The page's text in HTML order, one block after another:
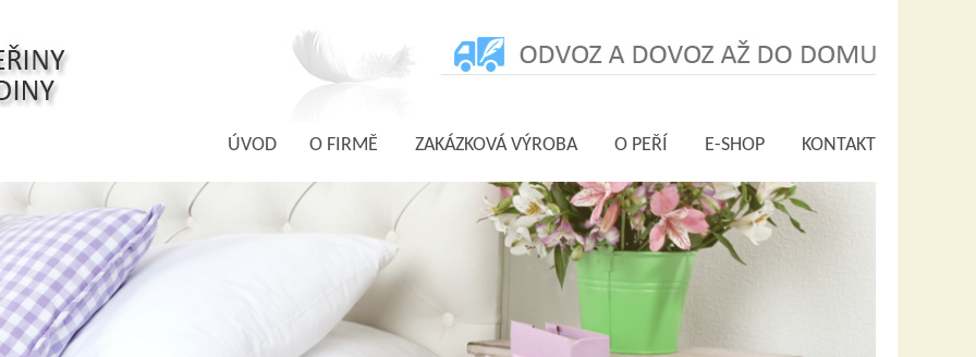
ÚVOD O FIRMĚ ZAKÁZKOVÁ VÝROBA O PEŘÍ E-SHOP KONTAKT